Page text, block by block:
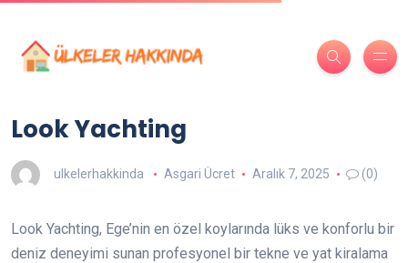
Look Yachting
ulkelerhakkinda Asgari Ücret Aralık 7, 2025 (0)
Look Yachting, Ege’nin en özel koylarında lüks ve konforlu bir
deniz deneyimi sunan profesyonel bir tekne ve yat kiralama